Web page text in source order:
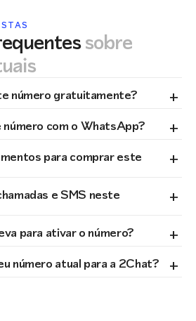
sobre
número gratuitamente? +
com o WhatsApp? +
para comprar este +
e SMS neste +
para ativar o número? +
número atual para a 2Chat? +